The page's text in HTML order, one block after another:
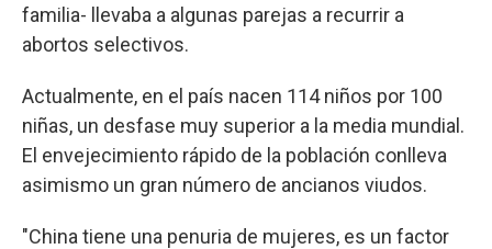
familia- llevaba a algunas parejas a recurrir a
abortos selectivos.
Actualmente, en el país nacen 114 niños por 100
niñas, un desfase muy superior a la media mundial.
El envejecimiento rápido de la población conlleva
asimismo un gran número de ancianos viudos.
"China tiene una penuria de mujeres, es un factor